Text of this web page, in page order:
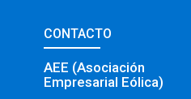
CONTACTO
AEE (Asociación
Empresarial Eólica)